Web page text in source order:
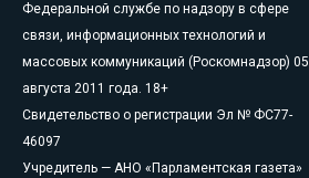
Федеральной службе по надзору в сфере
связи, информационных технологий и
массовых коммуникаций (Роскомнадзор) 05
августа 2011 года. 18+
Свидетельство о регистрации Эл № ФС77-
46097
Учредитель — АНО «Парламентская газета»